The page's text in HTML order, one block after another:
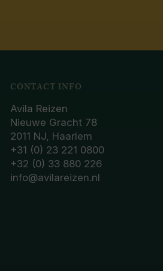
CONTACT INFO
Avila Reizen
Nieuwe Gracht 78
2011 NJ, Haarlem
+31 (0) 23 221 0800
+32 (0) 33 880 226
info@avilareizen.nl